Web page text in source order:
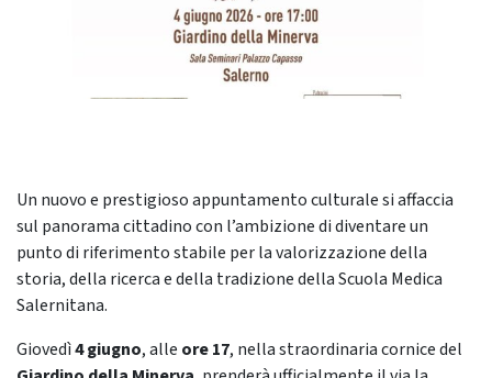
Un nuovo e prestigioso appuntamento culturale si affaccia
sul panorama cittadino con l’ambizione di diventare un
punto di riferimento stabile per la valorizzazione della
storia, della ricerca e della tradizione della Scuola Medica
Salernitana.
Giovedì4 giugno, alle ore 17, nella straordinaria cornice del